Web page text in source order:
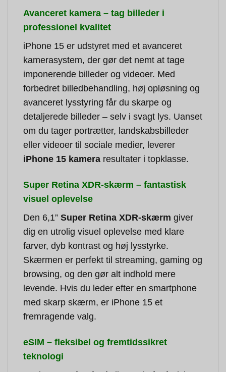
Avanceret kamera – tag billeder i
professionel kvalitet
iPhone 15 er udstyret med et avanceret
kamerasystem, der gør det nemt at tage
imponerende billeder og videoer. Med
forbedret billedbehandling, høj opløsning og
avanceret lysstyring får du skarpe og
detaljerede billeder – selv i svagt lys. Uanset
om du tager portrætter, landskabsbilleder
eller videoer til sociale medier, leverer
iPhone 15 kamera resultater i topklasse.
Super Retina XDR-skærm – fantastisk
visuel oplevelse
Den 6,1” Super Retina XDR-skærm giver
dig en utrolig visuel oplevelse med klare
farver, dyb kontrast og høj lysstyrke.
Skærmen er perfekt til streaming, gaming og
browsing, og den gør alt indhold mere
levende. Hvis du leder efter en smartphone
med skarp skærm, er iPhone 15 et
fremragende valg.
eSIM – fleksibel og fremtidssikret
teknologi